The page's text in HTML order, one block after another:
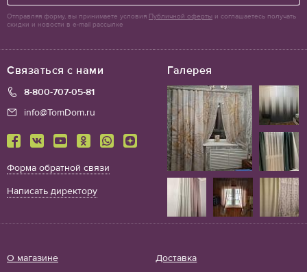
Галерея
Связаться с нами
8-800-707-05-81
info@TomDom.ru
Форма обратной связи
Написать директору
О магазине Доставка
Отправляя форму, вы принимаете условия Публичной оферты и соглашаетесь получать
скидки и новости в e-mail рассылке